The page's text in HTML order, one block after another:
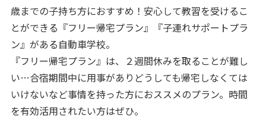
歳までの子持ち方におすすめ！安心して教習を受けるこ
とができる 『フリー帰宅プラン』『子連れサポートプラ
ン』 がある自動車学校。
『フリー帰宅プラン』は、２週間休みを取ることが難し
い…合宿期間中に用事がありどうしても帰宅しなくては
いけないなど事情を持った方におススメのプラン。時間
を有効活用されたい方はぜひ。